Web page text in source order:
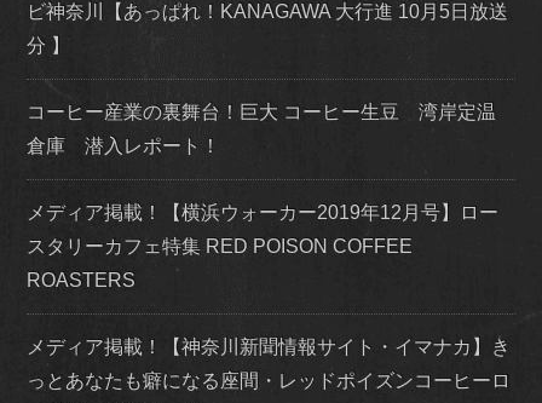
ビ神奈川【あっぱれ！KANAGAWA 大行進 10月5日放送
分 】
コーヒー産業の裏舞台！巨大 コーヒー生豆 湾岸定温
倉庫 潜入レポート！
メディア掲載！【横浜ウォーカー2019年12月号】ロー
スタリーカフェ特集 RED POISON COFFEE
ROASTERS
メディア掲載！【神奈川新聞情報サイト・イマナカ】き
っとあなたも癖になる座間・レッドポイズンコーヒーロ